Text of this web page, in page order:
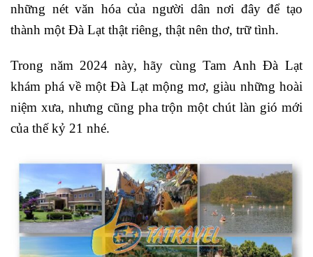
những nét văn hóa của người dân nơi đây để tạo
thành một Đà Lạt thật riêng, thật nên thơ, trữ tình.
Trong năm 2024 này, hãy cùng Tam Anh Đà Lạt
khám phá về một Đà Lạt mộng mơ, giàu những hoài
niệm xưa, nhưng cũng pha trộn một chút làn gió mới
của thế kỷ 21 nhé.